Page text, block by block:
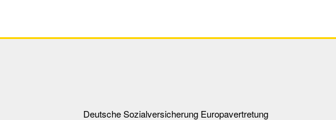
Deutsche Sozialversicherung Europavertretung